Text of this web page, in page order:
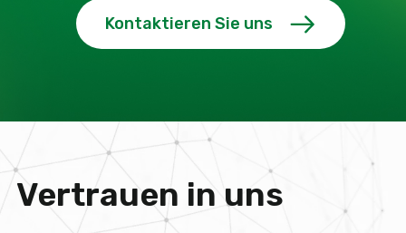
Kontaktieren Sie uns
Vertrauen in uns